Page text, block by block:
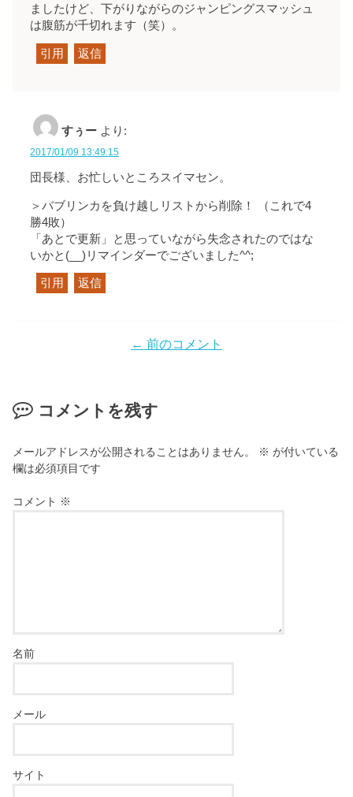
ましたけど、下がりながらのジャンピングスマッシュ
は腹筋が千切れます（笑）。
引用 返信
すぅー より:
2017/01/09 13:49:15
団長様、お忙しいところスイマセン。
＞バブリンカを負け越しリストから削除！ （これで4
勝4敗）
「あとで更新」と思っていながら失念されたのではな
いかと(__)リマインダーでございました^^;
引用 返信
← 前のコメント
コメントを残す
メールアドレスが公開されることはありません。 ※ が付いている
欄は必須項目です
コメント ※
名前
メール
サイト